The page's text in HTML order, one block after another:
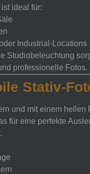
ideal für:
Industrial-Locations
Studiobeleuchtung
professionelle Fotos.
Stativ-
und mit einem hellen
für eine perfekte